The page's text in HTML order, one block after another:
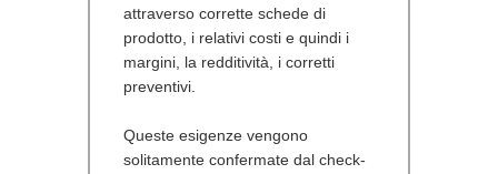
attraverso corrette schede di
prodotto, i relativi costi e quindi i
margini, la redditività, i corretti
preventivi.
Queste esigenze vengono
solitamente confermate dal check-